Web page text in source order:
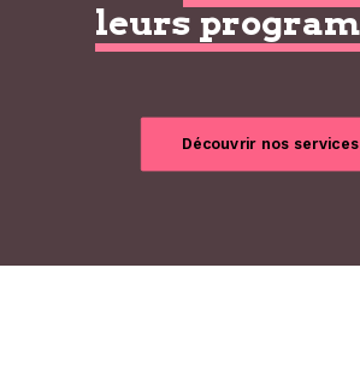
leurs
Découvrir nos services